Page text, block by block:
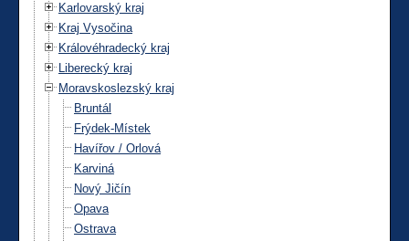
Karlovarský kraj
Kraj Vysočina
Královéhradecký kraj
Liberecký kraj
Moravskoslezský kraj
Bruntál
Frýdek-Místek
Havířov / Orlová
Karviná
Nový Jičín
Opava
Ostrava